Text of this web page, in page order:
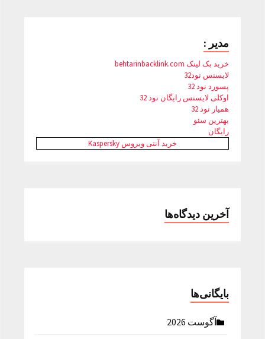
مدیر :
خرید بک لینک behtarinbacklink.com
لایسنس نود32
پسورد نود 32
اوکلی لایسنس رایگان نود 32
همیار نود 32
بهترین سئو
رایگان
خرید آنتی ویروس Kaspersky
آخرین دیدگاه‌ها
بایگانی‌ها
آگوست 2026